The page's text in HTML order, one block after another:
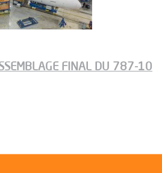
FINAL DU 787-10